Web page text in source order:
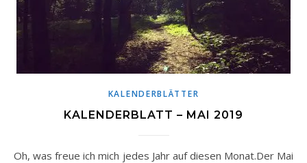
KALENDERBLÄTTER
KALENDERBLATT – MAI 2019
Oh, was freue ich mich jedes Jahr auf diesen Monat.Der Mai